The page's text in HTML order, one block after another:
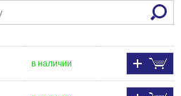
в наличии